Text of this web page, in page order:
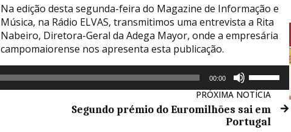
Na edição desta segunda-feira do Magazine de Informação e
Música, na Rádio ELVAS, transmitimos uma entrevista a Rita
Nabeiro, Diretora-Geral da Adega Mayor, onde a empresária
campomaiorense nos apresenta esta publicação.
00:00
setas
cima/baixo
para
PRÓXIMA NOTÍCIA
Segundo prémio do Euromilhões sai em
Portugal